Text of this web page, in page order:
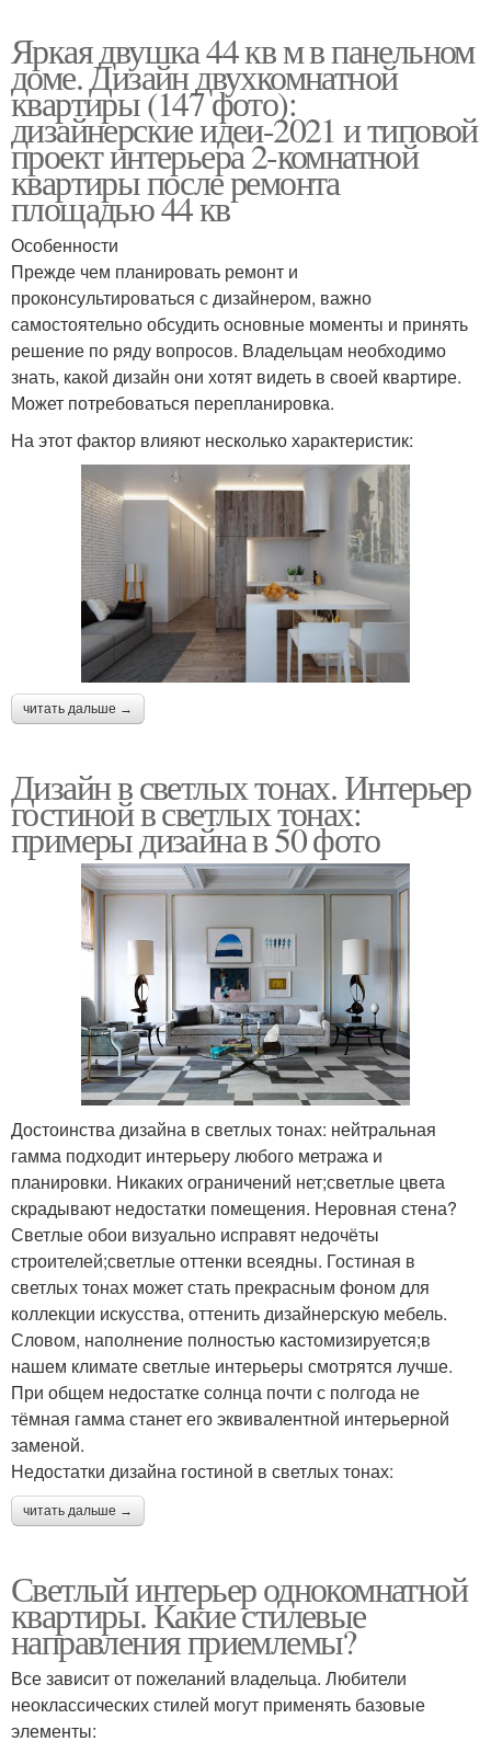
Яркая двушка 44 кв м в панельном
доме. Дизайн двухкомнатной
квартиры (147 фото):
дизайнерские идеи-2021 и типовой
проект интерьера 2-комнатной
квартиры после ремонта
площадью 44 кв
Особенности
Прежде чем планировать ремонт и
проконсультироваться с дизайнером, важно
самостоятельно обсудить основные моменты и принять
решение по ряду вопросов. Владельцам необходимо
знать, какой дизайн они хотят видеть в своей квартире.
Может потребоваться перепланировка.
На этот фактор влияют несколько характеристик:
читать дальше →
Дизайн в светлых тонах. Интерьер
гостиной в светлых тонах:
примеры дизайна в 50 фото
Достоинства дизайна в светлых тонах: нейтральная
гамма подходит интерьеру любого метража и
планировки. Никаких ограничений нет;светлые цвета
скрадывают недостатки помещения. Неровная стена?
Светлые обои визуально исправят недочёты
строителей;светлые оттенки всеядны. Гостиная в
светлых тонах может стать прекрасным фоном для
коллекции искусства, оттенить дизайнерскую мебель.
Словом, наполнение полностью кастомизируется;в
нашем климате светлые интерьеры смотрятся лучше.
При общем недостатке солнца почти с полгода не
тёмная гамма станет его эквивалентной интерьерной
заменой.
Недостатки дизайна гостиной в светлых тонах:
читать дальше →
Светлый интерьер однокомнатной
квартиры. Какие стилевые
направления приемлемы?
Все зависит от пожеланий владельца. Любители
неоклассических стилей могут применять базовые
элементы: